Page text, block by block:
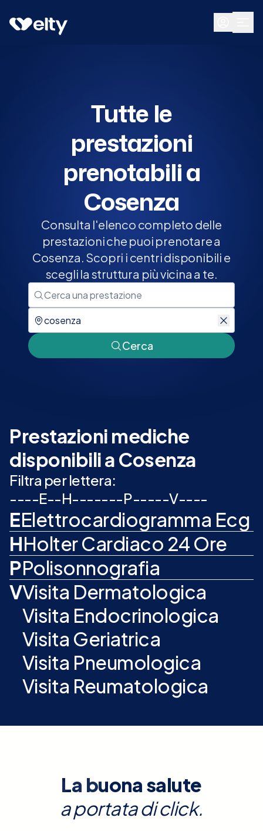
Prenota visita
Tutte le
prestazioni
prenotabili a
Cosenza
Consulta l'elenco completo delle
prestazioni che puoi prenotare a
Cosenza. Scopri i centri disponibili e
scegli la struttura più vicina a te.
Cerca
Prestazioni mediche
disponibili a Cosenza
Filtra per lettera:
----E--H-------P-----V----
EElettrocardiogramma Ecg
HHolter Cardiaco 24 Ore
PPolisonnografia
VVisita Dermatologica
Visita Endocrinologica
Visita Geriatrica
Visita Pneumologica
Visita Reumatologica
La buona salute
a portata di click.